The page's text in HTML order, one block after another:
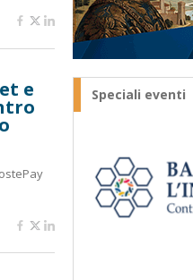
e Speciali eventi